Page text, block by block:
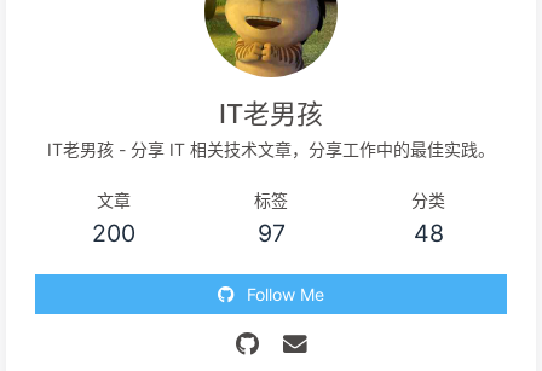
IT老男孩
IT老男孩 - 分享 IT 相关技术文章，分享工作中的最佳实践。
文章
200
标签
97
分类
48
Follow Me